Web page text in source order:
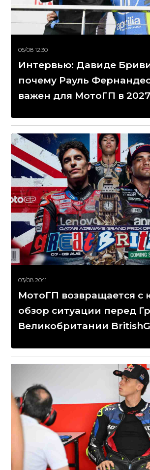
05/08 12:30
Интервью: Давиде
почему Рауль
важен для МотоГП в
03/08 20:11
МотоГП возвращается с
обзор ситуации перед
Великобритании